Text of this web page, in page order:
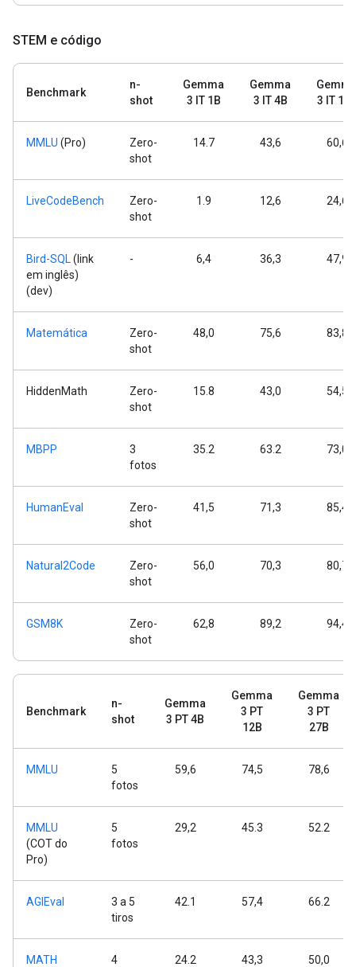
STEM e código
Benchmark
n-
shot
Gemma
3 IT 1B
Gemma
3 IT 4B
3 IT
MMLU (Pro)
Zero-
shot
14.7 43,6 60,6
LiveCodeBench
Zero-
shot
1.9 12,6 24,6
Bird-SQL (link
em inglês)
(dev)
- 6,4 36,3 47,9
Matemática
Zero-
shot
48,0 75,6 83,8
HiddenMath
Zero-
shot
15.8 43,0 54,5
MBPP
3
fotos
35.2 63.2 73,0
HumanEval
Zero-
shot
41,5 71,3 85,4
Natural2Code
Zero-
shot
56,0 70,3 80,7
GSM8K
Zero-
shot
62,8 89,2 94,4
Benchmark
n-
shot
Gemma
3 PT 4B
Gemma
3 PT
12B
Gemma
3 PT
27B
MMLU
5
fotos
59,6 74,5 78,6
MMLU
(COT do
Pro)
5
fotos
29,2 45.3 52.2
AGIEval
3 a 5
tiros
42.1 57,4 66.2
MATH
4
24.2 43,3 50,0